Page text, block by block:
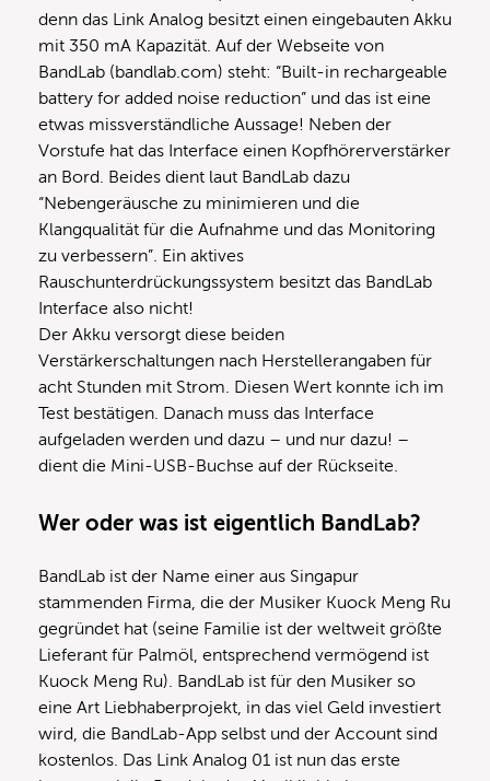
denn das Link Analog besitzt einen eingebauten Akku
mit 350 mA Kapazität. Auf der Webseite von
BandLab (bandlab.com) steht: “Built-in rechargeable
battery for added noise reduction” und das ist eine
etwas missverständliche Aussage! Neben der
Vorstufe hat das Interface einen Kopfhörerverstärker
an Bord. Beides dient laut BandLab dazu
“Nebengeräusche zu minimieren und die
Klangqualität für die Aufnahme und das Monitoring
zu verbessern”. Ein aktives
Rauschunterdrückungssystem besitzt das BandLab
Interface also nicht!
Der Akku versorgt diese beiden
Verstärkerschaltungen nach Herstellerangaben für
acht Stunden mit Strom. Diesen Wert konnte ich im
Test bestätigen. Danach muss das Interface
aufgeladen werden und dazu – und nur dazu! –
dient die Mini-USB-Buchse auf der Rückseite.
Wer oder was ist eigentlich BandLab?
BandLab ist der Name einer aus Singapur
stammenden Firma, die der Musiker Kuock Meng Ru
gegründet hat (seine Familie ist der weltweit größte
Lieferant für Palmöl, entsprechend vermögend ist
Kuock Meng Ru). BandLab ist für den Musiker so
eine Art Liebhaberprojekt, in das viel Geld investiert
wird, die BandLab-App selbst und der Account sind
kostenlos. Das Link Analog 01 ist nun das erste